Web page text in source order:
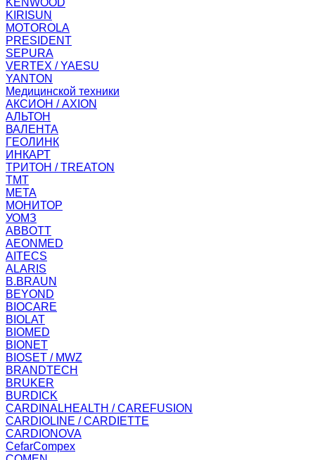
KENWOOD
KIRISUN
MOTOROLA
PRESIDENT
SEPURA
VERTEX / YAESU
YANTON
Медицинской техники
АКСИОН / AXION
АЛЬТОН
ВАЛЕНТА
ГЕОЛИНК
ИНКАРТ
ТРИТОН / TREATON
ТМТ
МЕТА
МОНИТОР
УОМЗ
ABBOTT
AEONMED
AITECS
ALARIS
B.BRAUN
BEYOND
BIOCARE
BIOLAT
BIOMED
BIONET
BIOSET / MWZ
BRANDTECH
BRUKER
BURDICK
CARDINALHEALTH / CAREFUSION
CARDIOLINE / CARDIETTE
CARDIONOVA
CefarCompex